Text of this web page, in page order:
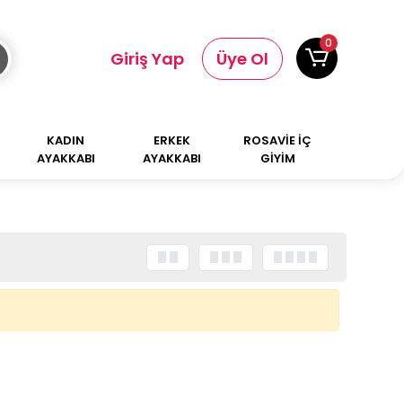
Giriş Yap Üye Ol
0
KADIN
AYAKKABI
ERKEK
AYAKKABI
ROSAVİE İÇ
GİYİM